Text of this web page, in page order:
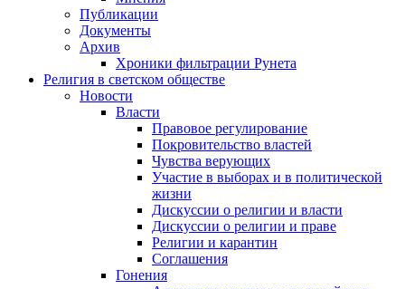
Публикации
Документы
Архив
Хроники фильтрации Рунета
Религия в светском обществе
Новости
Власти
Правовое регулирование
Покровительство властей
Чувства верующих
Участие в выборах и в политической
жизни
Дискуссии о религии и власти
Дискуссии о религии и праве
Религии и карантин
Соглашения
Гонения